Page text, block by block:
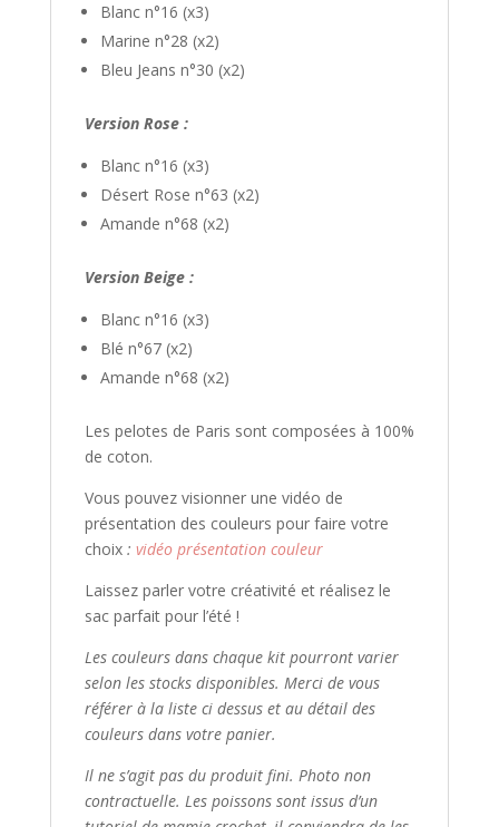
Blanc n°16 (x3)
Marine n°28 (x2)
Bleu Jeans n°30 (x2)
Version Rose :
Blanc n°16 (x3)
Désert Rose n°63 (x2)
Amande n°68 (x2)
Version Beige :
Blanc n°16 (x3)
Blé n°67 (x2)
Amande n°68 (x2)
Les pelotes de Paris sont composées à 100%
de coton.
Vous pouvez visionner une vidéo de
présentation des couleurs pour faire votre
choix : vidéo présentation couleur
Laissez parler votre créativité et réalisez le
sac parfait pour l’été !
Les couleurs dans chaque kit pourront varier
selon les stocks disponibles. Merci de vous
référer à la liste ci dessus et au détail des
couleurs dans votre panier.
Il ne s’agit pas du produit fini. Photo non
contractuelle. Les poissons sont issus d’un